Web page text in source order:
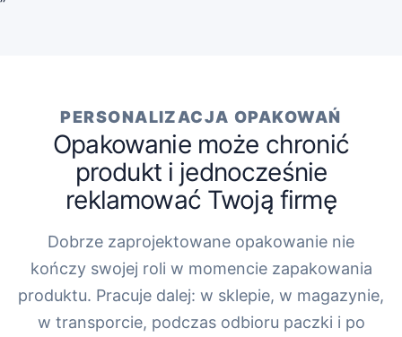
PERSONALIZACJA OPAKOWAŃ
Opakowanie może chronić
produkt i jednocześnie
reklamować Twoją firmę
Dobrze zaprojektowane opakowanie nie
kończy swojej roli w momencie zapakowania
produktu. Pracuje dalej: w sklepie, w magazynie,
w transporcie, podczas odbioru paczki i po